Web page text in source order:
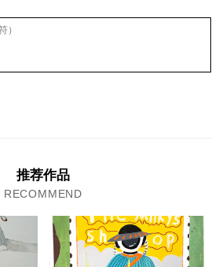
推荐作品
RECOMMEND